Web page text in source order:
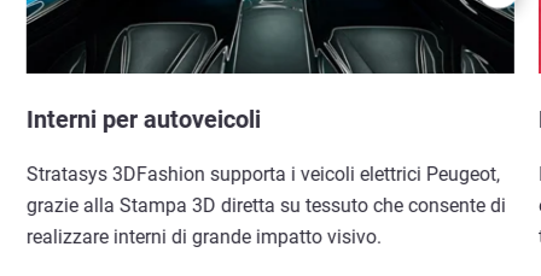
Interni per autoveicoli
Stratasys 3DFashion supporta i veicoli elettrici Peugeot,
grazie alla Stampa 3D diretta su tessuto che consente di
realizzare interni di grande impatto visivo.